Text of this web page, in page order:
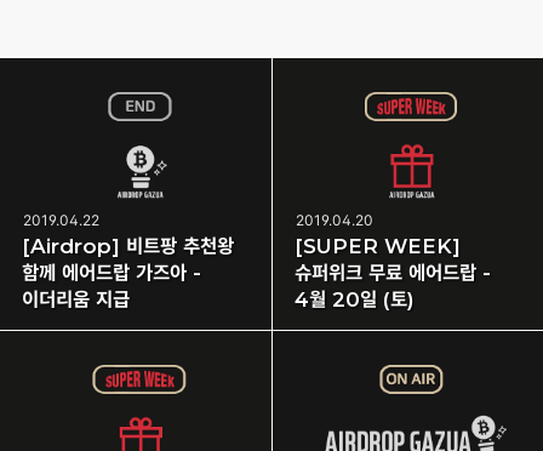
2019.04.22
[Airdrop] 비트팡 추천왕
함께 에어드랍 가즈아 -
이더리움 지급
2019.04.20
[SUPER WEEK]
슈퍼위크 무료 에어드랍 -
4월 20일 (토)